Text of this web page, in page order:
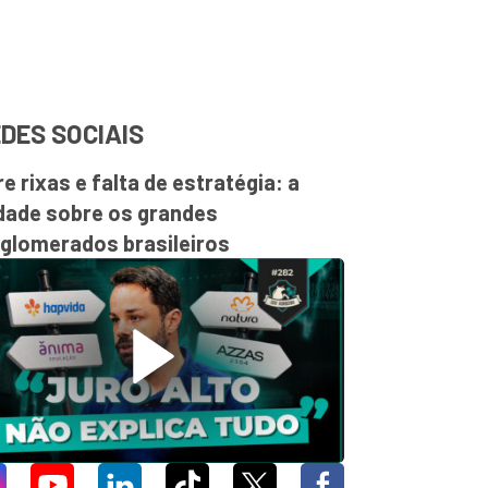
SOCIAIS
rixas e falta de estratégia: a
sobre os grandes
brasileiros